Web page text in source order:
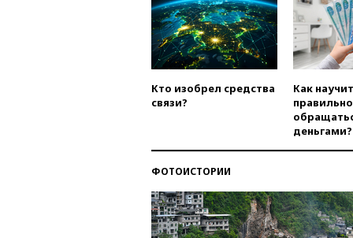
Кто изобрел средства
связи?
Как
правильно
деньгами?
ФОТОИСТОРИИ